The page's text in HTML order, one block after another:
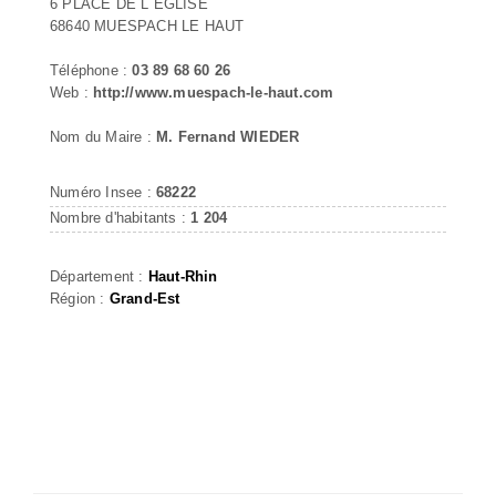
6 PLACE DE L EGLISE
68640 MUESPACH LE HAUT
Téléphone :03 89 68 60 26
Web : http://www.muespach-le-haut.com
Nom du Maire : M. Fernand WIEDER
Numéro Insee : 68222
Nombre d'habitants : 1 204
Département : Haut-Rhin
Région : Grand-Est